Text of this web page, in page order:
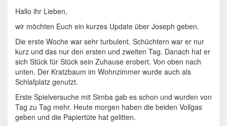
Hallo ihr Lieben,
wir möchten Euch ein kurzes Update über Joseph geben.
Die erste Woche war sehr turbulent. Schüchtern war er nur
kurz und das nur den ersten und zweiten Tag. Danach hat er
sich Stück für Stück sein Zuhause erobert. Von oben nach
unten. Der Kratzbaum im Wohnzimmer wurde auch als
Schlafplatz genutzt.
Erste Spielversuche mit Simba gab es schon und wurden von
Tag zu Tag mehr. Heute morgen haben die beiden Vollgas
geben und die Papiertüte hat gelitten.